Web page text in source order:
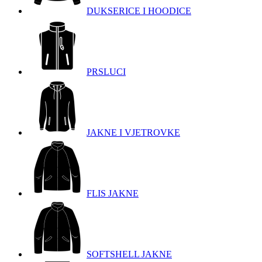
DUKSERICE I HOODICE
PRSLUCI
JAKNE I VJETROVKE
FLIS JAKNE
SOFTSHELL JAKNE